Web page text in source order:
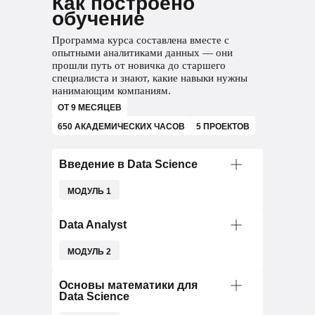
обучение
Программа курса составлена вместе с
опытными аналитиками данных — они
прошли путь от новичка до старшего
специалиста и знают, какие навыки нужны
нанимающим компаниям.
ОТ 9 МЕСЯЦЕВ
650 АКАДЕМИЧЕСКИХ ЧАСОВ
5 ПРОЕКТОВ
Введение в Data Science
МОДУЛЬ 1
В финале вас ждет зачет и итоговый
портфолио.
Data Analyst
МОДУЛЬ 2
В финале вас ждет зачет и итоговый
проект, который может стать частью
Основы математики для
Data Science
Анализирует рекламные кампании
и оценивает их эффективность
Проводит А/В-тестирования для
Составляет аналитические отчеты
Формулирует предсказания
аналитик
Анализирует состояние продукта
и дает рекомендации по улучшению
и визуализирует данные, помогая
бизнесу принимать взвешенные